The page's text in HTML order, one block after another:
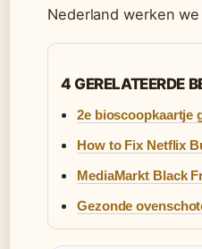
Nederland werken
4 GERELATEERDE
2e bioscoopkaartje
How to Fix Netflix
MediaMarkt Black
Gezonde